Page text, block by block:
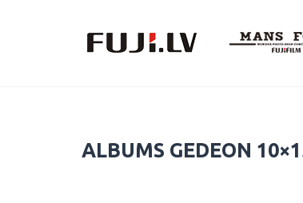
ALBUMS GEDEON